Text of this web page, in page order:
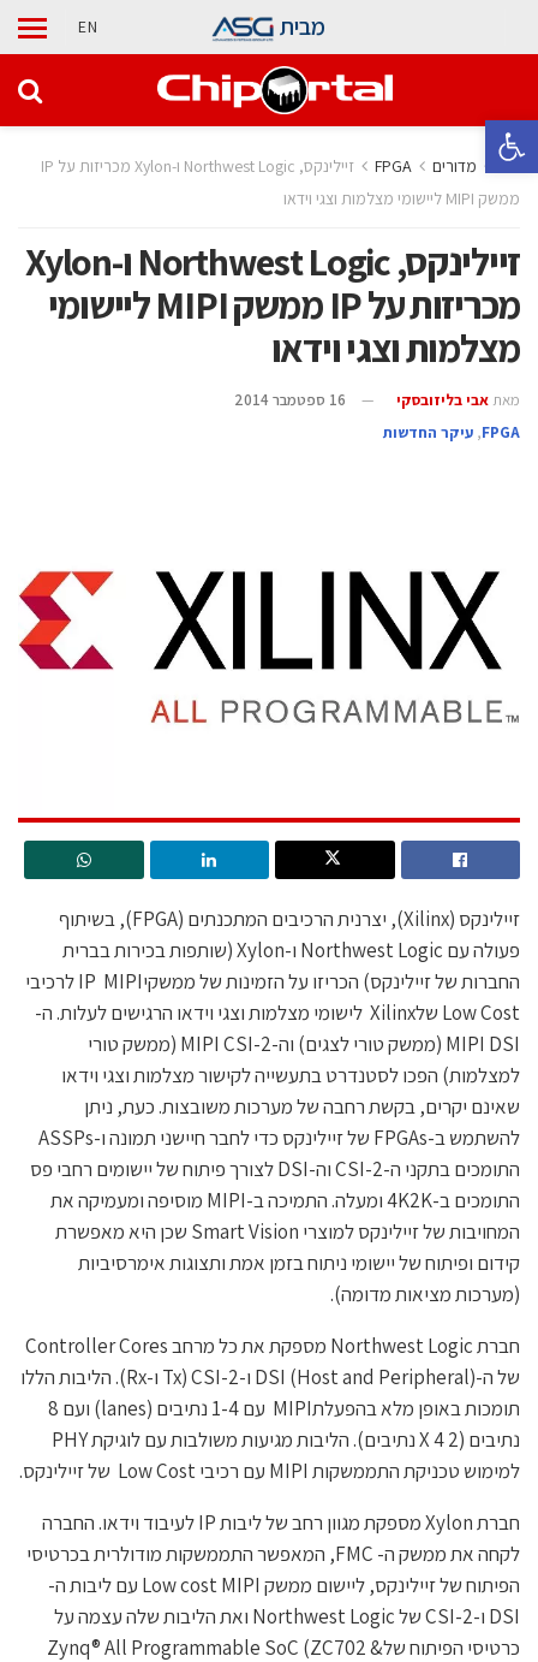
פתח סרגל נגישות
מבית EN
בית מדורים ‫‪FPGA‬‬
זיילינקס, Northwest Logic ו-Xylon מכריזות על IP
ממשק MIPI ליישומי מצלמות וצגי וידאו
זיילינקס, Northwest Logic ו-Xylon
מכריזות על IP ממשק MIPI ליישומי
מצלמות וצגי וידאו
מאת אבי בליזובסקי
16 ספטמבר 2014
‫‪FPGA‬‬
, עיקר החדשות
זיילינקס (Xilinx), יצרנית הרכיבים המתכנתים (FPGA), בשיתוף
פעולה עם Northwest Logic ו-Xylon (שותפות בכירות בברית
החברות של זיילינקס) הכריזו על הזמינות של ממשקיIP MIPI לרכיבי
Low Cost שלXilinx לישומי מצלמות וצגי וידאו הרגישים לעלות. ה-
MIPI DSI (ממשק טורי לצגים) וה-MIPI CSI-2 (ממשק טורי
למצלמות) הפכו לסטנדרט בתעשייה לקישור מצלמות וצגי וידאו
שאינם יקרים, בקשת רחבה של מערכות משובצות. כעת, ניתן
להשתמש ב-FPGAs של זיילינקס כדי לחבר חיישני תמונה ו-ASSPs
התומכים בתקני ה-CSI-2 וה-DSI לצורך פיתוח של יישומים רחבי פס
התומכים ב-4K2K ומעלה. התמיכה ב-MIPI מוסיפה ומעמיקה את
המחויבות של זיילינקס למוצרי Smart Vision שכן היא מאפשרת
קידום ופיתוח של יישומי ניתוח בזמן אמת ותצוגות אימרסיביות
(מערכות מציאות מדומה).
חברת Northwest Logic מספקת את כל מרחב Controller Cores
של ה-DSI (Host and Peripheral) ו-CSI-2 (Tx ו-Rx). הליבות הללו
תומכות באופן מלא בהפעלתMIPI עם 1-4 נתיבים (lanes) ועם 8
נתיבים (2 X 4 נתיבים). הליבות מגיעות משולבות עם לוגיקת PHY
למימוש טכניקת התממשקות MIPI עם רכיבי Low Cost של זיילינקס.
חברת Xylon מספקת מגוון רחב של ליבות IP לעיבוד וידאו. החברה
לקחה את ממשק ה- FMC, המאפשר התממשקות מודולרית בכרטיסי
הפיתוח של זיילינקס, ליישום ממשק Low cost MIPI עם ליבות ה-
DSI ו-CSI-2 של Northwest Logic ואת הליבות שלה עצמה על
כרטיסי הפיתוח שלZynq® All Programmable SoC (ZC702 &